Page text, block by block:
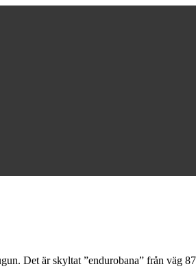
Det är skyltat ”endurobana” från väg